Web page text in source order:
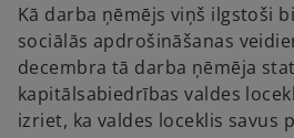
b
Kā darba ņēmējs viņš ilgstoši
sociālās apdrošināšanas
decembra tā darba ņēmēja
kapitālsabiedrības valdes
izriet, ka valdes loceklis savus